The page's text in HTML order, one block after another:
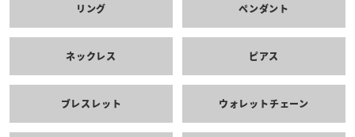
リング ペンダント
ネックレス ピアス
ブレスレット ウォレットチェーン